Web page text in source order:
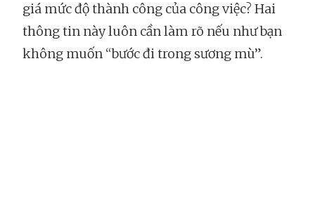
giá mức độ thành công của công việc? Hai
thông tin này luôn cần làm rõ nếu như bạn
không muốn “bước đi trong sương mù”.